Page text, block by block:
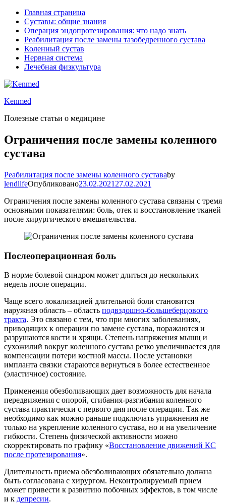
Главная страница
Суставы: общие знания
Операция эндопротезирования: что надо знать
Реабилитация после замены тазобедренного сустава
Коленный сустав
Нервная система
Лечебная физкультура
Kenmed
Полезные статьи о медицине
Ограничения после замены коленного
сустава
Реабилитация после замены коленного суставаby
lendlifeОпубликовано23.02.2021 27.02.2021
Ограничения после замены коленного сустава связаны с тремя
основными показателями: боль, отек и восстановление тканей
после хирургического вмешательства.
Послеоперационная боль
В норме болевой синдром может длиться до нескольких
недель после операции.
Чаще всего локализацией длительной боли становится
наружная область – область подвздошно-большеберцового
тракта. Это связано с тем, что при многих заболеваниях,
приводящих к операции по замене сустава, поражаются и
разрушаются кости и хрящи. Степень напряжения мышц и
сухожилий вокруг коленного сустава резко увеличивается для
компенсации потери костной массы. После установки
импланта связки стараются вернуться в более естественное
(эластичное) состояние.
Применения обезболивающих дает возможность для начала
передвижения с опорой, сгибания-разгибания коленного
сустава практически с первого дня после операции. Так же
необходимо как можно раньше подключать упражнения не
только на укрепление коленного сустава, но и на увеличение
гибкости. Степень физической активности можно
скорректировать по графику «Восстановление движений КС
после протезирования».
Длительность приема обезболивающих обязательно должна
быть согласована с хирургом. Неконтролируемый прием
может привести к развитию побочных эффектов, в том числе
и к депресии.